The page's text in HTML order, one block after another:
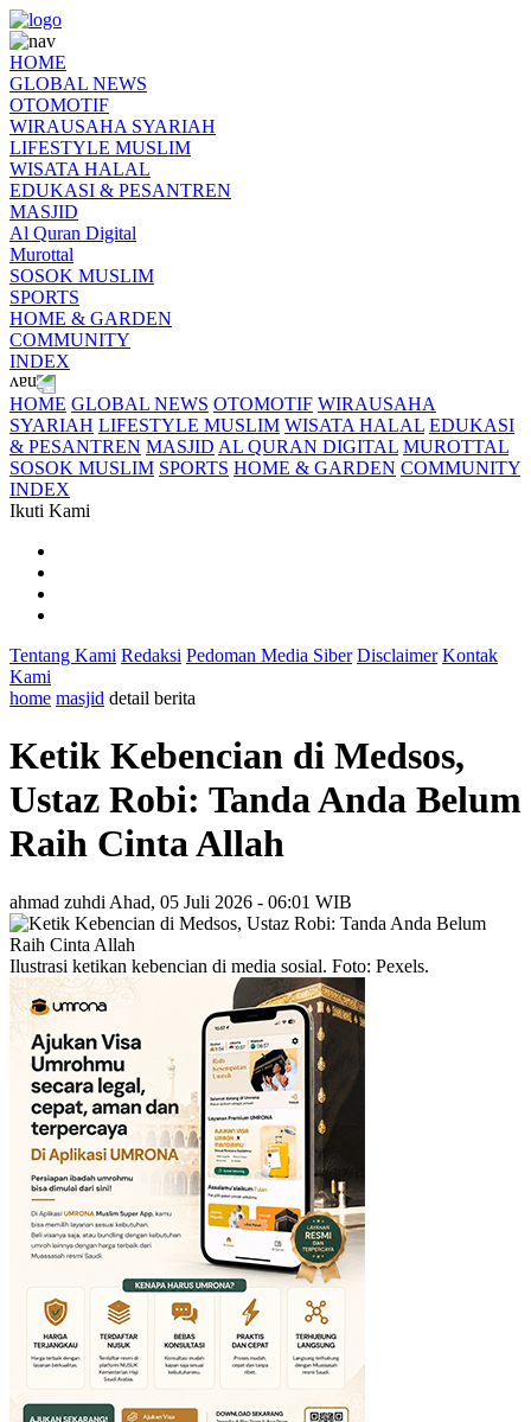
HOME
GLOBAL NEWS
OTOMOTIF
WIRAUSAHA SYARIAH
LIFESTYLE MUSLIM
WISATA HALAL
EDUKASI & PESANTREN
MASJID
Al Quran Digital
Murottal
SOSOK MUSLIM
SPORTS
HOME & GARDEN
COMMUNITY
INDEX
HOME GLOBAL NEWS OTOMOTIF WIRAUSAHA
SYARIAH LIFESTYLE MUSLIM WISATA HALAL EDUKASI
& PESANTREN MASJID AL QURAN DIGITAL MUROTTAL
SOSOK MUSLIM SPORTS HOME & GARDEN COMMUNITY
INDEX
Ikuti Kami
Tentang Kami Redaksi Pedoman Media Siber Disclaimer Kontak
Kami
home masjid detail berita
Ketik Kebencian di Medsos,
Ustaz Robi: Tanda Anda Belum
Raih Cinta Allah
ahmad zuhdi Ahad, 05 Juli 2026 - 06:01 WIB
Ilustrasi ketikan kebencian di media sosial. Foto: Pexels.